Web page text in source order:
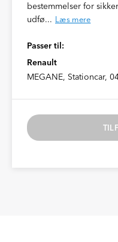
bestemmelser for
udfø... Læs mere
Passer til:
Renault
MEGANE, Stationcar,